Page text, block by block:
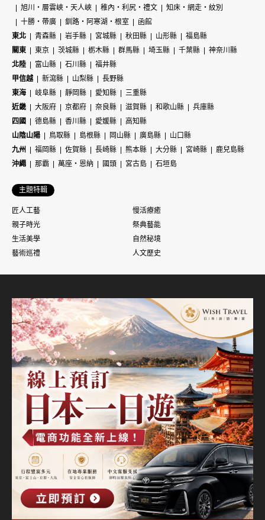
旭川・層雲峽・天人峽 稚內・利尻・禮文
知床・網走・紋別
十勝・帶廣
釧路・阿寒湖・根室
函館
東北
青森縣 岩手縣 宮城縣 秋田縣 山形縣
福島縣
關東
東京 茨城縣 栃木縣 群馬縣 埼玉縣 千葉縣
神奈川縣
北陸
富山縣 石川縣
福井縣
甲信越
新瀉縣 山梨縣
長野縣
東海
岐阜縣 靜岡縣 愛知縣
三重縣
近畿
大阪府 京都府 奈良縣 滋賀縣 和歌山縣
兵庫縣
四國
德島縣 香川縣 愛媛縣
高知縣
山陰山陽
鳥取縣 島根縣 岡山縣 廣島縣
山口縣
九州
福岡縣 佐賀縣 長崎縣 熊本縣 大分縣 宮崎縣
鹿兒島縣
沖繩
那霸 萬座・恩納 國頭 宮古島 石垣島
主題特輯
匠人工藝
慢活療癒
親子時光
祭典藝能
生活美學
自然秘境
藝術巡禮
人文歷史